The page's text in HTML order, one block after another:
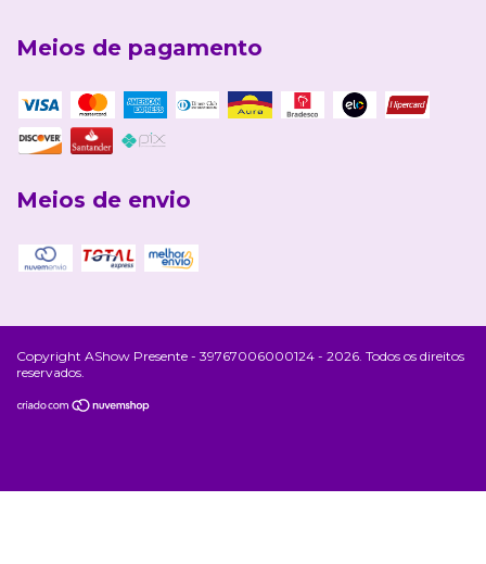
Meios de pagamento
Meios de envio
Copyright AShow Presente - 39767006000124 - 2026. Todos os direitos
reservados.